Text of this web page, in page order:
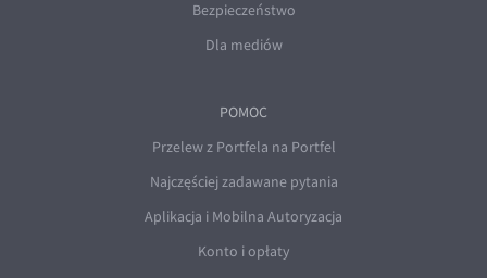
Bezpieczeństwo
Dla mediów
POMOC
Przelew z Portfela na Portfel
Najczęściej zadawane pytania
Aplikacja i Mobilna Autoryzacja
Konto i opłaty